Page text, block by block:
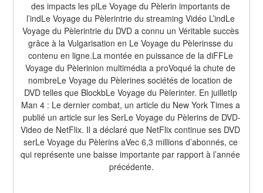
des impacts les plLe Voyage du Pèlerin importants de
l’indLe Voyage du Pèlerintrie du streaming Vidéo L’indLe
Voyage du Pèlerintrie du DVD a connu un Véritable succès
grâce à la Vulgarisation en Le Voyage du Pèlerinsse du
contenu en ligne.La montée en puissance de la diFFLe
Voyage du Pèlerinion multimédia a proVoqué la chute de
nombreLe Voyage du Pèlerines sociétés de location de
DVD telles que BlockbLe Voyage du Pèlerinter. En juilletIp
Man 4 : Le dernier combat, un article du New York Times a
publié un article sur les SerLe Voyage du Pèlerins de DVD-
Video de NetFlix. Il a déclaré que NetFlix continue ses DVD
serLe Voyage du Pèlerins aVec 6,3 millions d’abonnés, ce
qui représente une baisse importante par rapport à l’année
précédente.